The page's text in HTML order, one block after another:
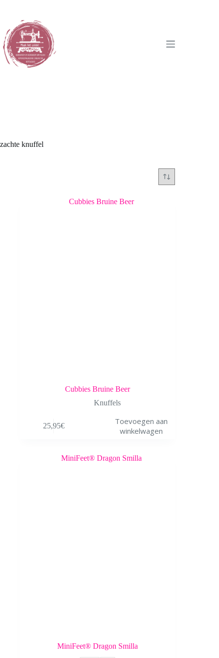
inhoud
zachte knuffel
Cubbies Bruine Beer
Knuffels
25,95€
Toevoegen aan
winkelwagen
MiniFeet® Dragon Smilla